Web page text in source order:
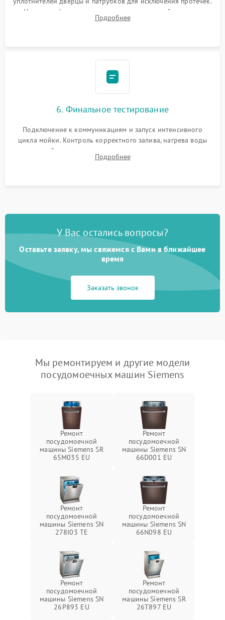
Надежная фиксация хомутов гидравлической системы,
сборка корпуса и установка датчика поплавка.
Подробнее
6. Финальное тестирование
Подключение к коммуникациям и запуск интенсивного
цикла мойки. Контроль корректного залива, нагрева воды
до нужной температуры, отсутствия посторонних шумов,
штатного слива и абсолютной сухости в поддоне.
Подробнее
У Вас остались вопросы?
Оставьте заявку, мы свяжемся с Вами в ближайшее
время
Заказать звонок
Мы ремонтируем и другие модели
посудомоечных машин Siemens
Ремонт
посудомоечной
машины Siemens SR
65M035 EU
Ремонт
посудомоечной
машины Siemens SN
66D001 EU
Ремонт
посудомоечной
машины Siemens SN
278I03 TE
Ремонт
посудомоечной
машины Siemens SN
66N098 EU
Ремонт
посудомоечной
машины Siemens SN
26P893 EU
Ремонт
посудомоечной
машины Siemens SR
26T897 EU